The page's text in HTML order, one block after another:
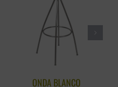
ONDA BLANCO